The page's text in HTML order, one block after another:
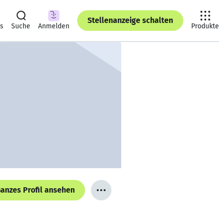
Suche Anmelden
Stellenanzeige schalten
Produkte
Profil ansehen